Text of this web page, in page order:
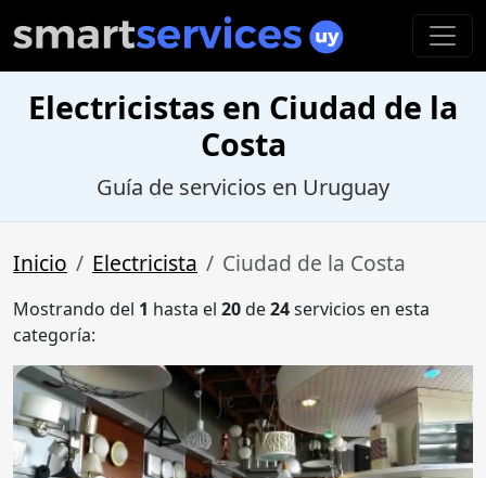
Electricistas en Ciudad de la
Costa
Guía de servicios en Uruguay
Inicio Electricista Ciudad de la Costa
Mostrando del 1 hasta el 20de24servicios en esta
categoría: